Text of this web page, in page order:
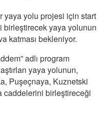
yaya yolu projesi için start
birleştirecek yaya yolunun
katması bekleniyor.
adlı program
yaya yolunun,
Puşeçnaya, Kuznetski
caddelerini birleştireceği